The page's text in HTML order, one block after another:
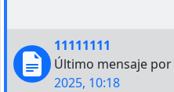
11111111
Último mensaje por
2025, 10:18